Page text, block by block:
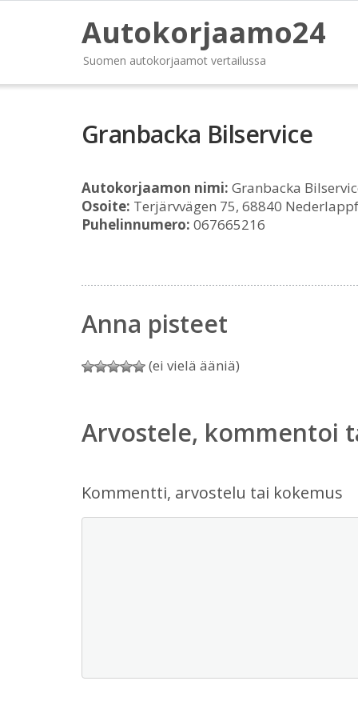
Autokorjaamo24
Suomen autokorjaamot vertailussa
Granbacka Bilservice
Autokorjaamon nimi: Granbacka
Osoite: Terjärvvägen 75, 68840
Puhelinnumero: 067665216
Anna pisteet
(ei vielä ääniä)
Arvostele, kommentoi
Kommentti, arvostelu tai kokemus